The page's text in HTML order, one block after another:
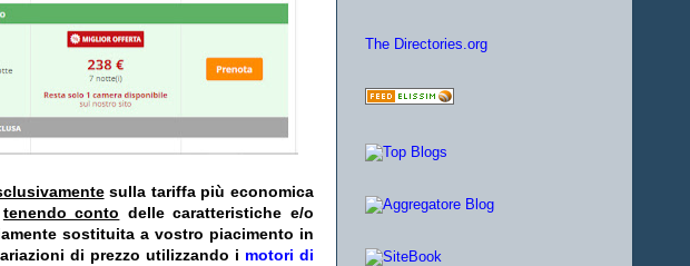
sulla tariffa più economica
tenendo conto delle caratteristiche e/o
sostituita a vostro piacimento in
di prezzo utilizzando i motori di
The Directories.org